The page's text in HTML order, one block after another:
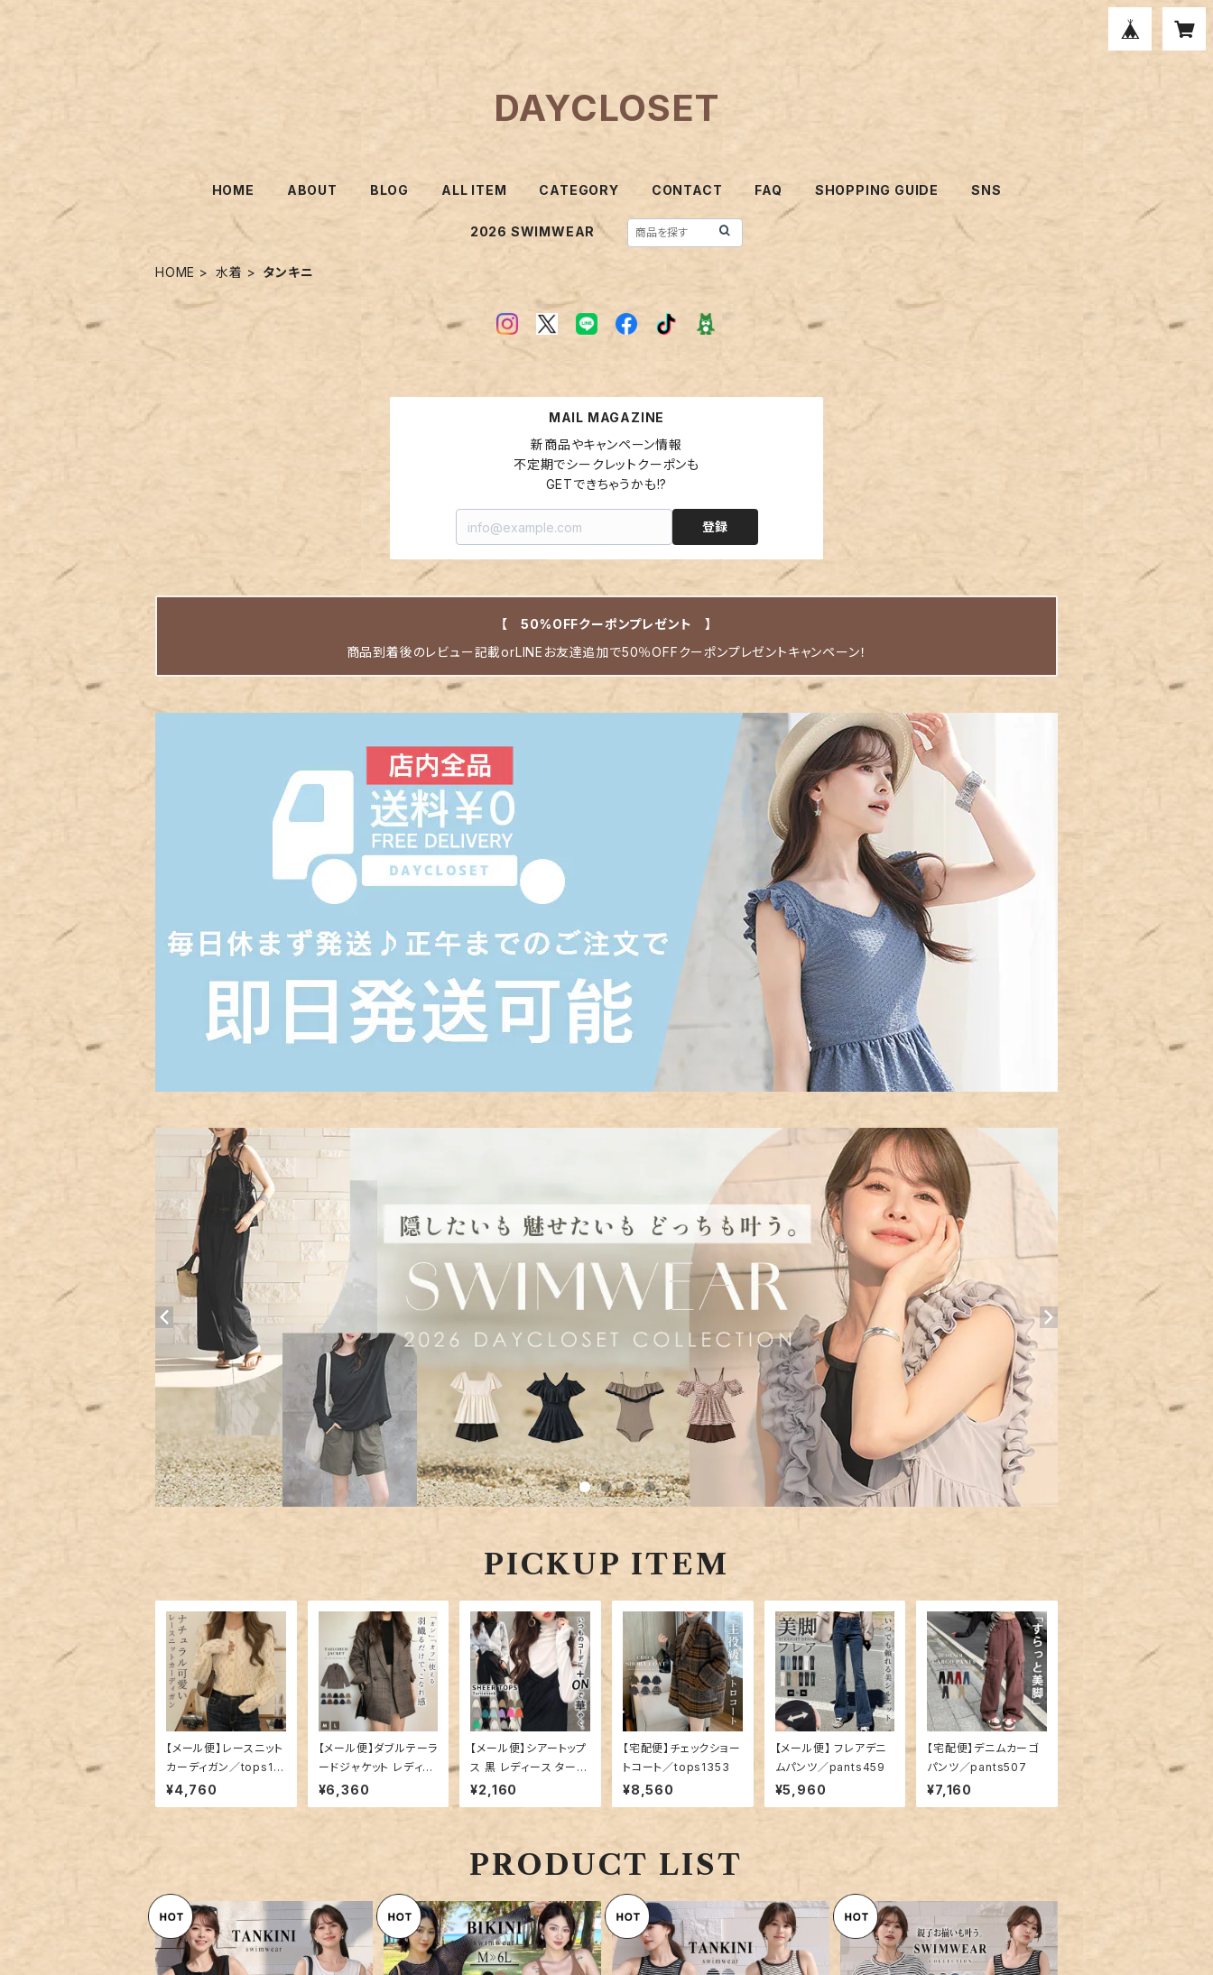
DAYCLOSET
HOME ABOUT BLOG ALL ITEM CATEGORY CONTACT FAQ SHOPPING GUIDE SNS
2026 SWIMWEAR
HOME 水着 タンキニ
MAIL MAGAZINE
新商品やキャンペーン情報
不定期でシークレットクーポンも
GETできちゃうかも!?
登録
【 50%OFFクーポンプレゼント 】
商品到着後のレビュー記載orLINEお友達追加で50％OFFクーポンプレゼントキャンペーン！
PICKUP ITEM
【メール便】レースニット
カーディガン／tops14
56
¥4,760
【メール便】ダブルテーラ
ードジャケット レディー
ス 秋 冬 チェック／top
s1337
¥6,360
【メール便】シアートップ
ス 黒 レディース タート
ルネック ／tops1442
¥2,160
【宅配便】チェックショー
トコート／tops1353
¥8,560
【メール便】 フレアデニ
ムパンツ／pants459
¥5,960
【宅配便】デニムカーゴ
パンツ／pants507
¥7,160
PRODUCT LIST